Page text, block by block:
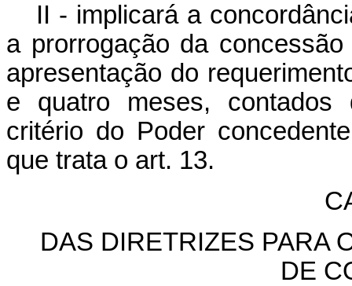
II - implicará a
a prorrogação da
apresentação do
e quatro meses, contados
critério do Poder
que trata o art. 13.
DAS DIRETRIZES PARA
DE